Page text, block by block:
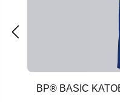
BP® BASIC